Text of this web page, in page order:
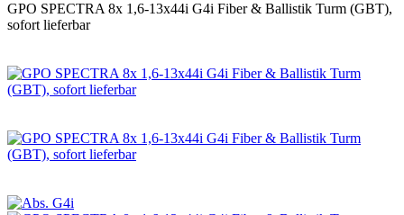
GPO SPECTRA 8x 1,6-13x44i G4i Fiber & Ballistik Turm (GBT),
sofort lieferbar